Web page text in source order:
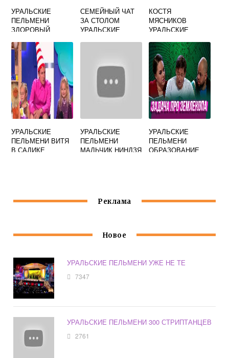
УРАЛЬСКИЕ
ПЕЛЬМЕНИ
ЗДОРОВЫЙ
СЕМЕЙНЫЙ ЧАТ
ЗА СТОЛОМ
УРАЛЬСКИЕ
КОСТЯ
МЯСНИКОВ
УРАЛЬСКИЕ
УРАЛЬСКИЕ
ПЕЛЬМЕНИ ВИТЯ
В САДИКЕ
УРАЛЬСКИЕ
ПЕЛЬМЕНИ
МАЛЬЧИК НИНДЗЯ
УРАЛЬСКИЕ
ПЕЛЬМЕНИ
ОБРАЗОВАНИЕ
Реклама
Новое
УРАЛЬСКИЕ ПЕЛЬМЕНИ УЖЕ НЕ ТЕ
7347
УРАЛЬСКИЕ ПЕЛЬМЕНИ 300 СТРИПТАНЦЕВ
2761